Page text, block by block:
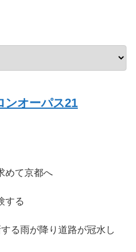
ンオーパス21
めて京都へ
する
る雨が降り道路が冠水し